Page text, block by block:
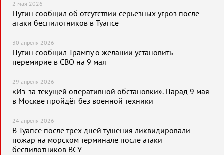
2 мая 2026
Путин сообщил об отсутствии серьезных угроз после
атаки беспилотников в Туапсе
30 апреля 2026
Путин сообщил Трампу о желании установить
перемирие в СВО на 9 мая
29 апреля 2026
«Из-за текущей оперативной обстановки». Парад 9 мая
в Москве пройдёт без военной техники
24 апреля 2026
В Туапсе после трех дней тушения ликвидировали
пожар на морском терминале после атаки
беспилотников ВСУ